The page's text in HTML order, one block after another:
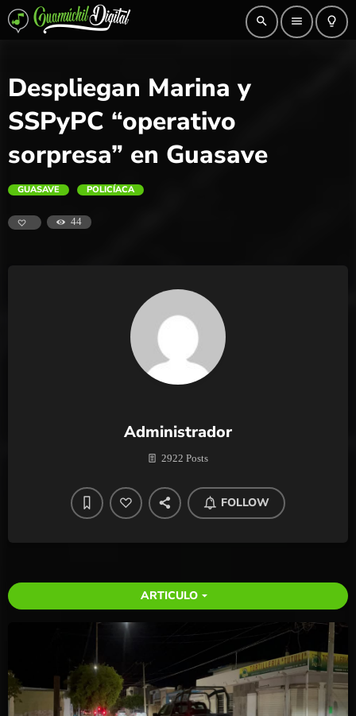
search menu lightbulb_outline
Despliegan Marina y
SSPyPC “operativo
sorpresa” en Guasave
GUASAVE POLICÍACA
44
Administrador
2922 Posts
FOLLOW
ARTICULO arrow_drop_down